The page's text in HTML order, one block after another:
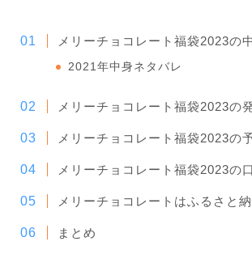
メリーチョコレート福袋2023の
2021年中身ネタバレ
メリーチョコレート福袋2023の
メリーチョコレート福袋2023の
メリーチョコレート福袋2023の
メリーチョコレートはふるさと
まとめ